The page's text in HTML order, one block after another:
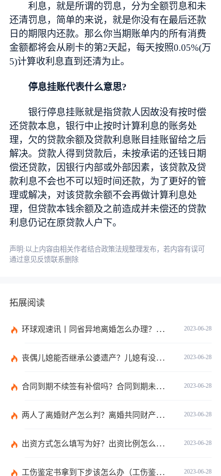
利息，就是所谓的罚息，分为全额罚息和未
还清罚息，简单的来说，就是你没有在最后还款
日的期限内还款。那么你当期账单内的所有消费
金额都将会从刷卡的第2天起，每天按照0.05%(万
5)计算收利息直到还清为止。
停息挂账代表什么意思?
银行停息挂账就是指贷款人因故没有按时偿
还贷款本息，银行中止按时计算利息的账务处
理，欠的贷款余额及贷款利息账目挂账留给之后
解决。贷款人得到贷款后，未按承诺的还钱日期
偿还贷款，因银行内部或外部因素，该贷款及贷
款利息不会也不可以短时间还款，为了更好的管
理或解决，对该贷款余额不会再做计算利息处
理，但贷款本钱余额及之前造成并未偿还的贷款
利息仍记在原贷款人户下。
声明:以上内容由相关作者结合政策法规整理发布，若内容有误可
通过意见反馈联系删除
拓展阅读
2023-06-28
环球观速讯丨同省异地离婚怎么办理？夫妻异地离婚须准备哪些资料？
2023-06-28
丧偶儿媳能否继承公婆遗产？儿媳有没有赡养老人的义务？
2023-06-28
合同到期不续签有补偿吗？合同到期未提前30天通知怎么赔偿？ 当前速看
2023-06-28
两人了离婚财产怎么判？离婚共同财产有哪些？_焦点快报
2023-06-28
出资方式怎么填写为好？出资比例怎么填写？
2023-06-28
工伤鉴定书拿到下步该怎么办（工伤鉴定后要是对伤残等级结论不服怎么办）